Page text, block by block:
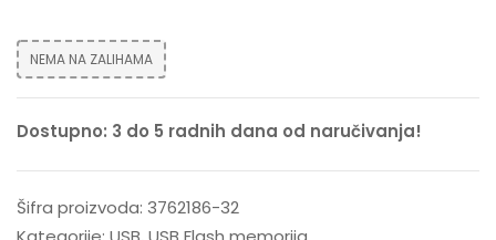
NEMA NA ZALIHAMA
Dostupno: 3 do 5 radnih dana od naručivanja!
Šifra proizvoda: 3762186-32